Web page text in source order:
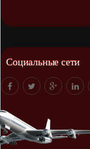
Социальные сети